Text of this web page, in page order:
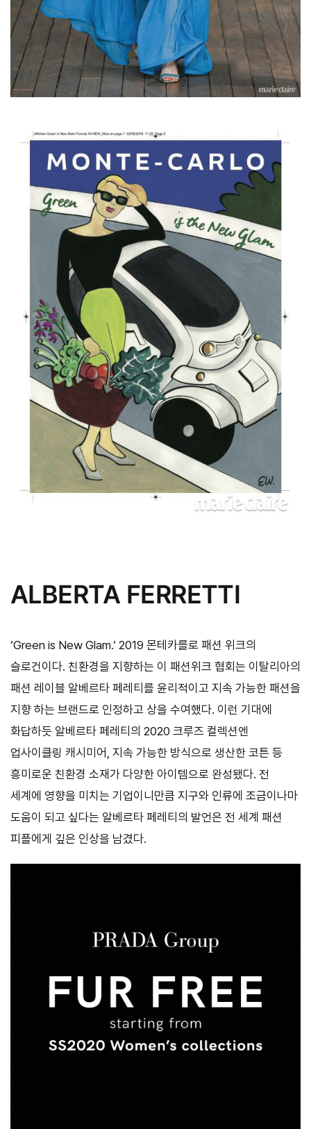
ALBERTA FERRETTI
‘Green is New Glam.’ 2019 몬테카를로 패션 위크의
슬로건이다. 친환경을 지향하는 이 패션위크 협회는 이탈리아의
패션 레이블 알베르타 페레티를 윤리적이고 지속 가능한 패션을
지향 하는 브랜드로 인정하고 상을 수여했다. 이런 기대에
화답하듯 알베르타 페레티의 2020 크루즈 컬렉션엔
업사이클링 캐시미어, 지속 가능한 방식으로 생산한 코튼 등
흥미로운 친환경 소재가 다양한 아이템으로 완성됐다. 전
세계에 영향을 미치는 기업이니만큼 지구와 인류에 조금이나마
도움이 되고 싶다는 알베르타 페레티의 발언은 전 세계 패션
피플에게 깊은 인상을 남겼다.